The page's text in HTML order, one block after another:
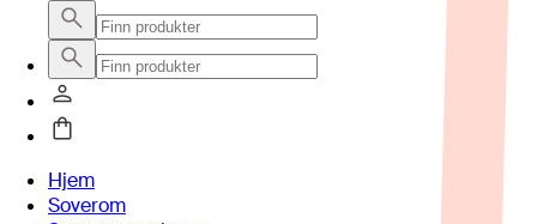
Hjem
Soverom